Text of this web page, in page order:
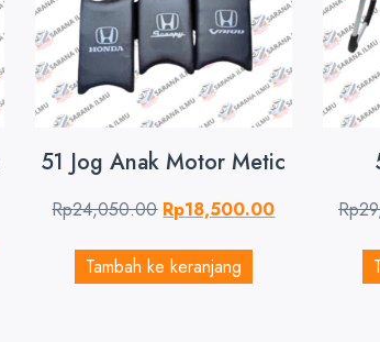
51 Jog Anak Motor Metic
Rp24,050.00 Rp18,500.00
Tambah ke keranjang
Rp